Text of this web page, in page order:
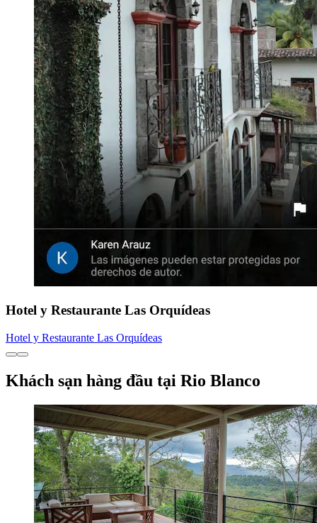
Hotel y Restaurante Las Orquídeas
Hotel y Restaurante Las Orquídeas
Khách sạn hàng đầu tại Rio Blanco